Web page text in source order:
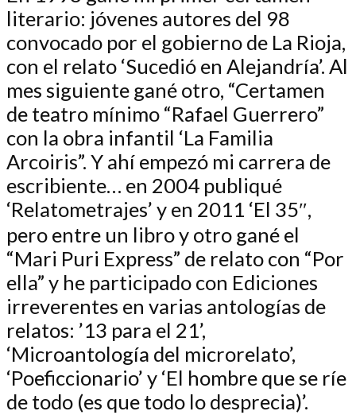
literario: jóvenes autores del 98
convocado por el gobierno de La Rioja,
con el relato ‘Sucedió en Alejandría’. Al
mes siguiente gané otro, “Certamen
de teatro mínimo “Rafael Guerrero”
con la obra infantil ‘La Familia
Arcoiris”. Y ahí empezó mi carrera de
escribiente… en 2004 publiqué
‘Relatometrajes’ y en 2011 ‘El 35″,
pero entre un libro y otro gané el
“Mari Puri Express” de relato con “Por
ella” y he participado con Ediciones
irreverentes en varias antologías de
relatos: ’13 para el 21’,
‘Microantología del microrelato’,
‘Poeficcionario’ y ‘El hombre que se ríe
de todo (es que todo lo desprecia)’.